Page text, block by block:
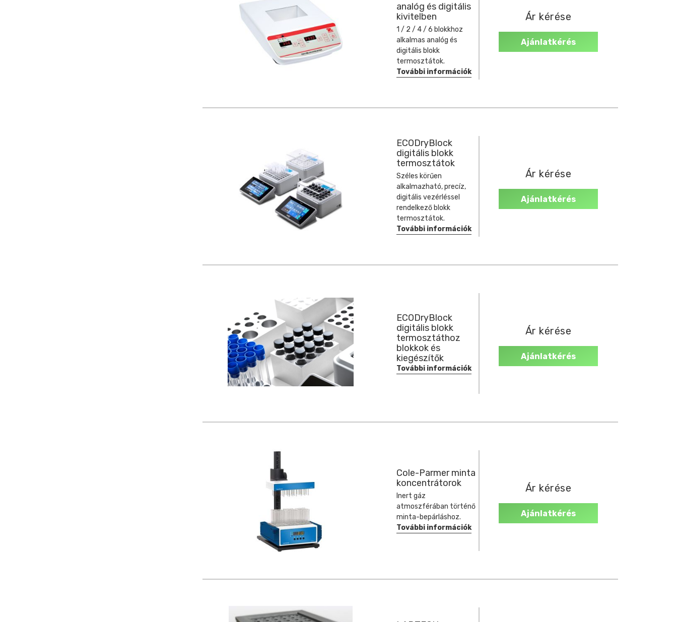
analóg és digitális
kivitelben
1 / 2 / 4 / 6 blokkhoz
alkalmas analóg és
digitális blokk
termosztátok.
További információk
Ár kérése
Ajánlatkérés
ECODryBlock
digitális blokk
termosztátok
Széles körűen
alkalmazható, precíz,
digitális vezérléssel
rendelkező blokk
termosztátok.
További információk
Ár kérése
Ajánlatkérés
ECODryBlock
digitális blokk
termosztáthoz
blokkok és
kiegészítők
További információk
Ár kérése
Ajánlatkérés
Cole-Parmer minta
koncentrátorok
Inert gáz
atmoszférában történő
minta-bepárláshoz.
További információk
Ár kérése
Ajánlatkérés